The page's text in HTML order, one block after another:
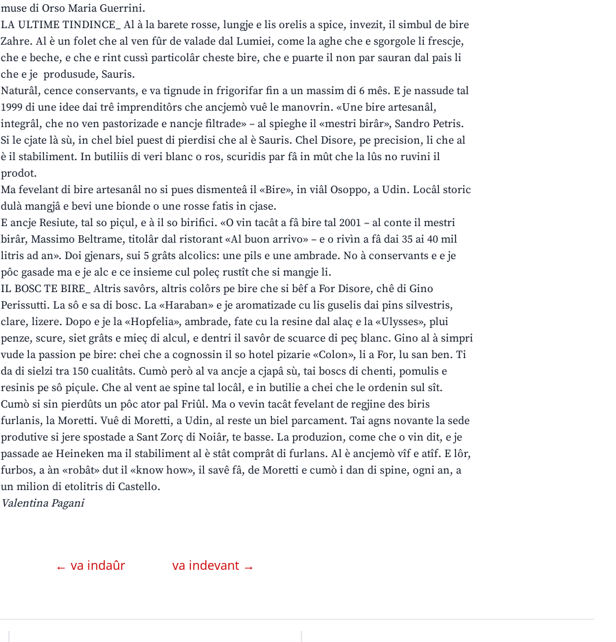
muse di Orso Maria Guerrini.
LA ULTIME TINDINCE_ Al à la barete rosse, lungje e lis orelis a spice, invezit, il simbul de bire
Zahre. Al è un folet che al ven fûr de valade dal Lumiei, come la aghe che e sgorgole li frescje,
che e beche, e che e rint cussì particolâr cheste bire, che e puarte il non par sauran dal pais li
che e je produsude, Sauris.
Naturâl, cence conservants, e va tignude in frigorifar fin a un massim di 6 mês. E je nassude tal
1999 di une idee dai trê imprenditôrs che ancjemò vuê le manovrin. «Une bire artesanâl,
integrâl, che no ven pastorizade e nancje filtrade» – al spieghe il «mestri birâr», Sandro Petris.
Si le cjate là sù, in chel biel puest di pierdisi che al è Sauris. Chel Disore, pe precision, li che al
è il stabiliment. In butiliis di veri blanc o ros, scuridis par fâ in mût che la lûs no ruvini il
prodot.
Ma fevelant di bire artesanâl no si pues dismenteâ il «Bire», in viâl Osoppo, a Udin. Locâl storic
dulà mangjâ e bevi une bionde o une rosse fatis in cjase.
E ancje Resiute, tal so piçul, e à il so birifici. «O vin tacât a fâ bire tal 2001 – al conte il mestri
birâr, Massimo Beltrame, titolâr dal ristorant «Al buon arrivo» – e o rivìn a fâ dai 35 ai 40 mil
litris ad an». Doi gjenars, sui 5 grâts alcolics: une pils e une ambrade. No à conservants e e je
pôc gasade ma e je alc e ce insieme cul poleç rustît che si mangje li.
IL BOSC TE BIRE_ Altris savôrs, altris colôrs pe bire che si bêf a For Disore, chê di Gino
Perissutti. La sô e sa di bosc. La «Haraban» e je aromatizade cu lis guselis dai pins silvestris,
clare, lizere. Dopo e je la «Hopfelia», ambrade, fate cu la resine dal alaç e la «Ulysses», plui
penze, scure, siet grâts e mieç di alcul, e dentri il savôr de scuarce di peç blanc. Gino al à simpri
vude la passion pe bire: chei che a cognossin il so hotel pizarie «Colon», li a For, lu san ben. Ti
da di sielzi tra 150 cualitâts. Cumò però al va ancje a cjapâ sù, tai boscs di chenti, pomulis e
resinis pe sô piçule. Che al vent ae spine tal locâl, e in butilie a chei che le ordenin sul sît.
Cumò si sin pierdûts un pôc ator pal Friûl. Ma o vevin tacât fevelant de regjine des biris
furlanis, la Moretti. Vuê di Moretti, a Udin, al reste un biel parcament. Tai agns novante la sede
produtive si jere spostade a Sant Zorç di Noiâr, te basse. La produzion, come che o vin dit, e je
passade ae Heineken ma il stabiliment al è stât comprât di furlans. Al è ancjemò vîf e atîf. E lôr,
furbos, a àn «robât» dut il «know how», il savê fâ, de Moretti e cumò i dan di spine, ogni an, a
un milion di etolitris di Castello.
Valentina Pagani
← va indaûr va indevant →